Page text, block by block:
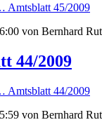
Amtsblatt 45/2009
von Bernhard
44/2009
Amtsblatt 44/2009
von Bernhard